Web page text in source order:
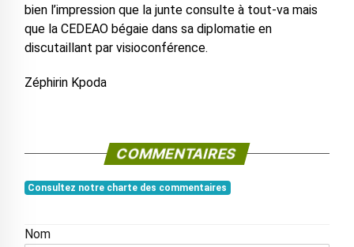
bien l’impression que la junte consulte à tout-va mais
que la CEDEAO bégaie dans sa diplomatie en
discutaillant par visioconférence.
Zéphirin Kpoda
COMMENTAIRES
Consultez notre charte des commentaires
Nom